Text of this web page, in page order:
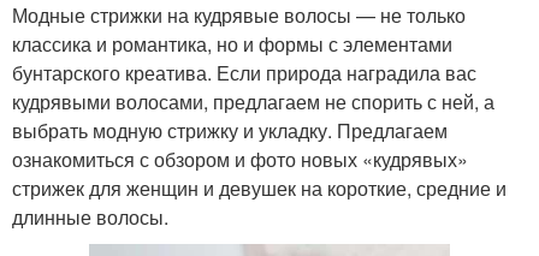
Модные стрижки на кудрявые волосы — не только
классика и романтика, но и формы с элементами
бунтарского креатива. Если природа наградила вас
кудрявыми волосами, предлагаем не спорить с ней, а
выбрать модную стрижку и укладку.⁣⁣ Предлагаем
ознакомиться с обзором и фото новых «кудрявых»
стрижек для женщин и девушек на короткие, средние и
длинные волосы.